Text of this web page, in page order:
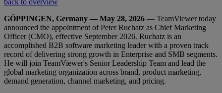
back to overview
GÖPPINGEN, Germany — May 28, 2026 — TeamViewer today
announced the appointment of Peter Ruchatz as Chief Marketing
Officer (CMO), effective September 2026. Ruchatz is an
accomplished B2B software marketing leader with a proven track
record of delivering strong growth in Enterprise and SMB segments.
He will join TeamViewer's Senior Leadership Team and lead the
global marketing organization across brand, product marketing,
demand generation, channel marketing, and pricing.